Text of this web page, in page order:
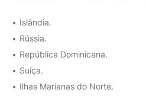
Islândia.
Rússia.
República Dominicana.
Suíça.
Ilhas Marianas do Norte.